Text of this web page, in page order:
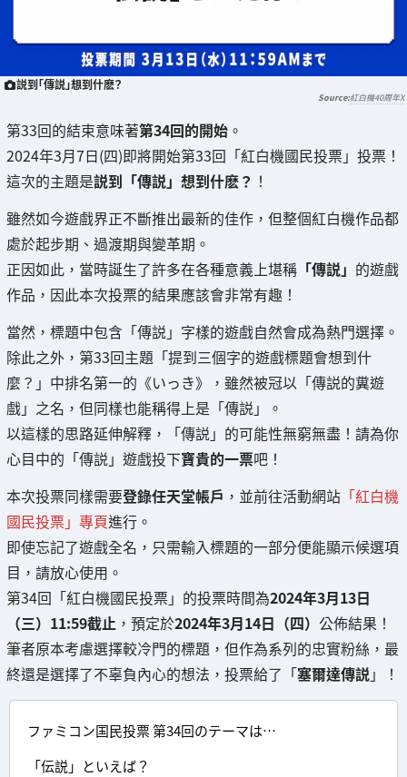
説到「傳説」想到什麽？
紅白機40周年X
第33回的結束意味著第34回的開始 。
2024年3月7日(四)即將開始第33回「紅白機國民投票」投票！
這次的主題是説到「傳説」想到什麽？ ！
雖然如今遊戲界正不斷推出最新的佳作，但整個紅白機作品都
處於起步期、過渡期與變革期。
正因如此，當時誕生了許多在各種意義上堪稱 「傳説」 的遊戲
作品，因此本次投票的結果應該會非常有趣！
當然，標題中包含「傳説」字樣的遊戲自然會成為熱門選擇。
除此之外，第33回主題「提到三個字的遊戲標題會想到什
麼？」中排名第一的《いっき》，雖然被冠以「傳説的糞遊
戲」之名，但同樣也能稱得上是「傳説」。
以這樣的思路延伸解釋，「傳説」的可能性無窮無盡！請為你
心目中的「傳説」遊戲投下寶貴的一票吧！
本次投票同樣需要登錄任天堂帳戶 ，並前往活動網站 「紅白機
國民投票」專頁進行。
即使忘記了遊戲全名，只需輸入標題的一部分便能顯示候選項
目，請放心使用。
第34回「紅白機國民投票」的投票時間為2024年3月13日
（三）11:59截止 ，預定於2024年3月14日（四） 公佈結果！
筆者原本考慮選擇較冷門的標題，但作為系列的忠實粉絲，最
終還是選擇了不辜負內心的想法，投票給了「塞爾達傳説」！
ファミコン国民投票 第34回のテーマは…
「伝説」といえば？